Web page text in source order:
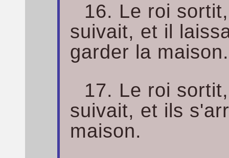
16. Le roi
suivait, et il
garder la maison.
17. Le roi
suivait, et ils
maison.